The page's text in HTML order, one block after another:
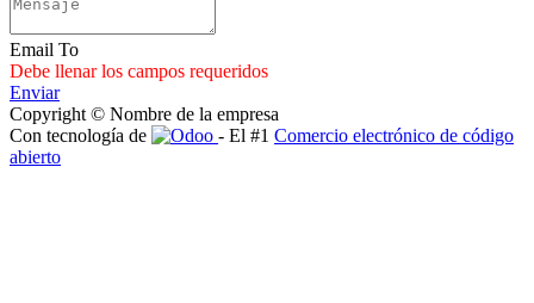
Email To
Debe llenar los campos requeridos
Enviar
Copyright © Nombre de la empresa
Con tecnología de
- El #1 Comercio electrónico de código
abierto